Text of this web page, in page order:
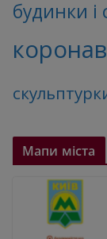
будинки і
Мапи міста